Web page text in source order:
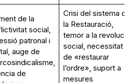
de la
social,
patronal i
auge de
de
Crisi del sistema de
la Restauració,
temor a la revolució
social, necessitat
de «restaurar
l’ordre», suport a
mesures